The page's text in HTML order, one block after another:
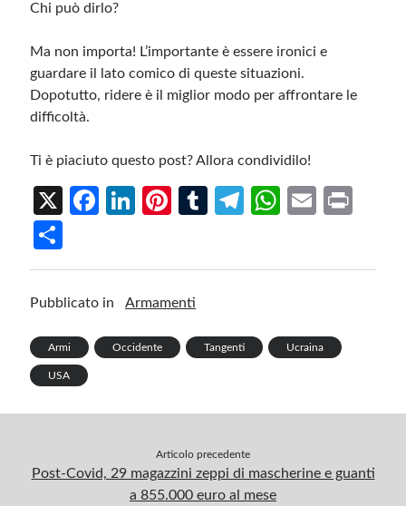
Chi può dirlo?
Ma non importa! L’importante è essere ironici e
guardare il lato comico di queste situazioni.
Dopotutto, ridere è il miglior modo per affrontare le
difficoltà.
Ti è piaciuto questo post? Allora condividilo!
X
Fa
o
k
Li
n
Pi
t
T
Te
W
p
E
h
ar
Pubblicato in Armamenti
Armi Occidente Tangenti Ucraina
USA
Articolo precedente
Post-Covid, 29 magazzini zeppi di mascherine e guanti
a 855.000 euro al mese